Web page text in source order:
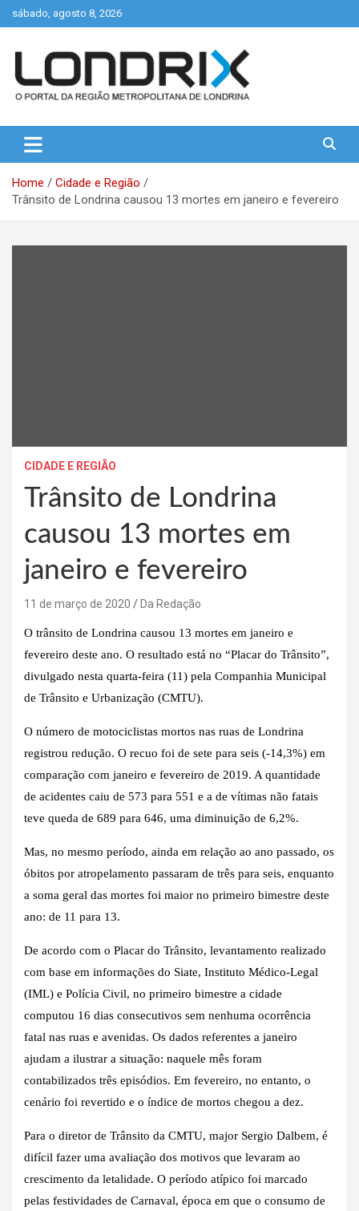
Skip
to
sábado, agosto 8, 2026
Londrix
Home
Cidade e Região
Trânsito de Londrina causou 13 mortes em janeiro e fevereiro
CIDADE E REGIÃO
Trânsito de Londrina
causou 13 mortes em
janeiro e fevereiro
11 de março de 2020 Da Redação
O trânsito de Londrina causou 13 mortes em janeiro e
fevereiro deste ano. O resultado está no “Placar do Trânsito”,
divulgado nesta quarta-feira (11) pela Companhia Municipal
de Trânsito e Urbanização (CMTU).
O número de motociclistas mortos nas ruas de Londrina
registrou redução. O recuo foi de sete para seis (-14,3%) em
comparação com janeiro e fevereiro de 2019. A quantidade
de acidentes caiu de 573 para 551 e a de vítimas não fatais
teve queda de 689 para 646, uma diminuição de 6,2%.
Mas, no mesmo período, ainda em relação ao ano passado, os
óbitos por atropelamento passaram de três para seis, enquanto
a soma geral das mortes foi maior no primeiro bimestre deste
ano: de 11 para 13.
De acordo com o Placar do Trânsito, levantamento realizado
com base em informações do Siate, Instituto Médico-Legal
(IML) e Polícia Civil, no primeiro bimestre a cidade
computou 16 dias consecutivos sem nenhuma ocorrência
fatal nas ruas e avenidas. Os dados referentes a janeiro
ajudam a ilustrar a situação: naquele mês foram
contabilizados três episódios. Em fevereiro, no entanto, o
cenário foi revertido e o índice de mortos chegou a dez.
Para o diretor de Trânsito da CMTU, major Sergio Dalbem, é
difícil fazer uma avaliação dos motivos que levaram ao
crescimento da letalidade. O período atípico foi marcado
pelas festividades de Carnaval, época em que o consumo de